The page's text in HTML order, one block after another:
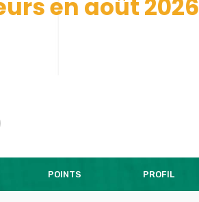
en août 2026
POINTS PROFIL